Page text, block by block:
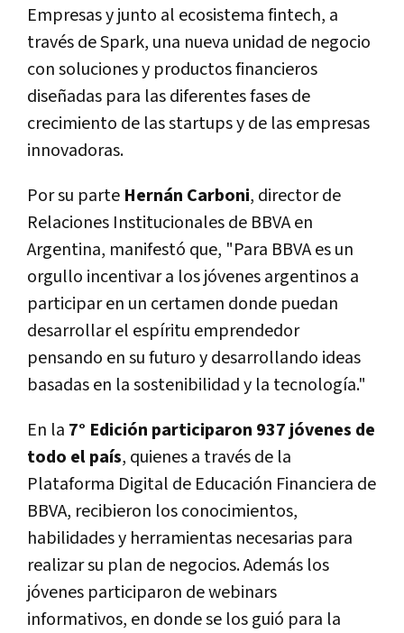
Empresas y junto al ecosistema fintech, a
través de Spark, una nueva unidad de negocio
con soluciones y productos financieros
diseñadas para las diferentes fases de
crecimiento de las startups y de las empresas
innovadoras.
Por su parte Hernán Carboni, director de
Relaciones Institucionales de BBVA en
Argentina, manifestó que, "Para BBVA es un
orgullo incentivar a los jóvenes argentinos a
participar en un certamen donde puedan
desarrollar el espíritu emprendedor
pensando en su futuro y desarrollando ideas
basadas en la sostenibilidad y la tecnología."
En la 7° Edición participaron 937 jóvenes de
todo el país, quienes a través de la
Plataforma Digital de Educación Financiera de
BBVA, recibieron los conocimientos,
habilidades y herramientas necesarias para
realizar su plan de negocios. Además los
jóvenes participaron de webinars
informativos, en donde se los guió para la